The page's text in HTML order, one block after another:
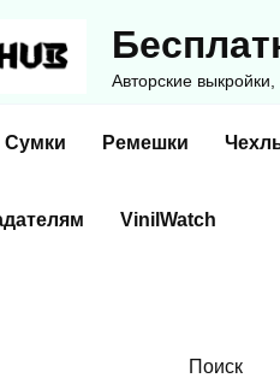
Авторские
Сумки Ремешки
VinilWatch
Поиск